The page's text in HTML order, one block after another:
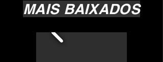
MAIS BAIXADOS